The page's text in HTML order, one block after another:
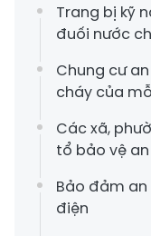
Trang bị kỹ
đuối nước
Chung cư
cháy của
Các xã,
tổ bảo vệ
Bảo đảm
điện